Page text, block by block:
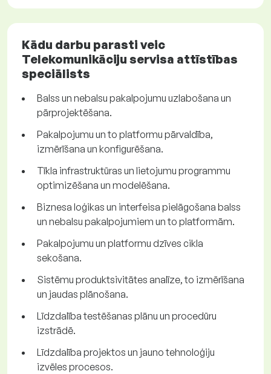
Kādu darbu parasti veic
Telekomunikāciju servisa attīstības
speciālists
Balss un nebalsu pakalpojumu uzlabošana un
pārprojektēšana.
Pakalpojumu un to platformu pārvaldība,
izmērīšana un konfigurēšana.
Tīkla infrastruktūras un lietojumu programmu
optimizēšana un modelēšana.
Biznesa loģikas un interfeisa pielāgošana balss
un nebalsu pakalpojumiem un to platformām.
Pakalpojumu un platformu dzīves cikla
sekošana.
Sistēmu produktsivitātes analīze, to izmērīšana
un jaudas plānošana.
Līdzdalība testēšanas plānu un procedūru
izstrādē.
Līdzdalība projektos un jauno tehnoloģiju
izvēles procesos.